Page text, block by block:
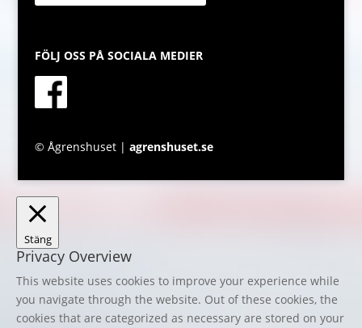
FÖLJ OSS PÅ SOCIALA MEDIER
© Ågrenshuset | agrenshuset.se
Stäng
Privacy Overview
This website uses cookies to improve your experience while
you navigate through the website. Out of these cookies, the
cookies that are categorized as necessary are stored on your